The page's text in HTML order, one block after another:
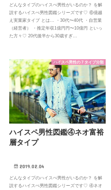
どんなタイプのハイスぺ男性がいるのか？ を解
説するハイスぺ男性図鑑シリーズです♡ ⑥億越
え実業家タイプ とは… ・30代〜40代 ・自営業
（経営者） ・推定年収1億円円〜10億円 といっ
た方々♡ 20代後半から30歳すぎ…
ハイスペ男性の７タイプ分類
ハイスペ男性図鑑④ネオ富裕
層タイプ
2019.02.04
どんなタイプのハイスぺ男性がいるのか？ を解
説するハイスぺ男性図鑑シリーズです♡ ④ネオ